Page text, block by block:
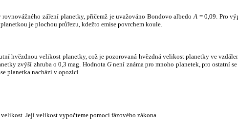
záření planetky, přičemž je uvažováno Bondovo albedo A = 0,09. Pro
je plochou průřezu, kdežto emise povrchem koule.
hvězdnou velikost planetky, což je pozorovaná hvězdná velikost planetky ve
zvýší zhruba o 0,3 mag. HodnotaG není známa pro mnoho planetek, pro ostatní
planetka nachází v opozici.
Její velikost vypočteme pomocí fázového zákona